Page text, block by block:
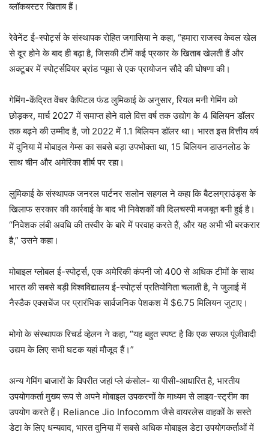
ब्लॉकबस्टर खिताब हैं।
रेवेनेंट ई-स्पोर्ट्स के संस्थापक रोहित जगासिया ने कहा, “हमारा राजस्व केवल खेल
से दूर होने के बाद ही बढ़ा है, जिसकी टीमें कई प्रकार के खिताब खेलती हैं और
अक्टूबर में स्पोर्ट्सवियर ब्रांड प्यूमा से एक प्रायोजन सौदे की घोषणा की।
गेमिंग-केंद्रित वेंचर कैपिटल फंड लुमिकाई के अनुसार, रियल मनी गेमिंग को
छोड़कर, मार्च 2027 में समाप्त होने वाले वित्त वर्ष तक उद्योग के 4 बिलियन डॉलर
तक बढ़ने की उम्मीद है, जो 2022 में 1.1 बिलियन डॉलर था। भारत इस वित्तीय वर्ष
में दुनिया में मोबाइल गेम्स का सबसे बड़ा उपभोक्ता था, 15 बिलियन डाउनलोड के
साथ चीन और अमेरिका शीर्ष पर रहा।
लुमिकाई के संस्थापक जनरल पार्टनर सलोन सहगल ने कहा कि बैटलग्राउंड्स के
खिलाफ सरकार की कार्रवाई के बाद भी निवेशकों की दिलचस्पी मजबूत बनी हुई है।
“निवेशक लंबी अवधि की तस्वीर के बारे में परवाह करते हैं, और यह अभी भी बरकरार
है,” उसने कहा।
मोबाइल ग्लोबल ई-स्पोर्ट्स, एक अमेरिकी कंपनी जो 400 से अधिक टीमों के साथ
भारत की सबसे बड़ी विश्वविद्यालय ई-स्पोर्ट्स प्रतियोगिता चलाती है, ने जुलाई में
नैस्डैक एक्सचेंज पर प्रारंभिक सार्वजनिक पेशकश में $6.75 मिलियन जुटाए।
मोगो के संस्थापक रिचर्ड व्हेलन ने कहा, “यह बहुत स्पष्ट है कि एक सफल पूंजीवादी
उद्यम के लिए सभी घटक यहां मौजूद हैं।”
अन्य गेमिंग बाजारों के विपरीत जहां प्ले कंसोल- या पीसी-आधारित है, भारतीय
उपयोगकर्ता मुख्य रूप से अपने मोबाइल उपकरणों के माध्यम से लाइव-स्ट्रीम का
उपयोग करते हैं। Reliance Jio Infocomm जैसे वायरलेस वाहकों के सस्ते
डेटा के लिए धन्यवाद, भारत दुनिया में सबसे अधिक मोबाइल डेटा उपयोगकर्ताओं में